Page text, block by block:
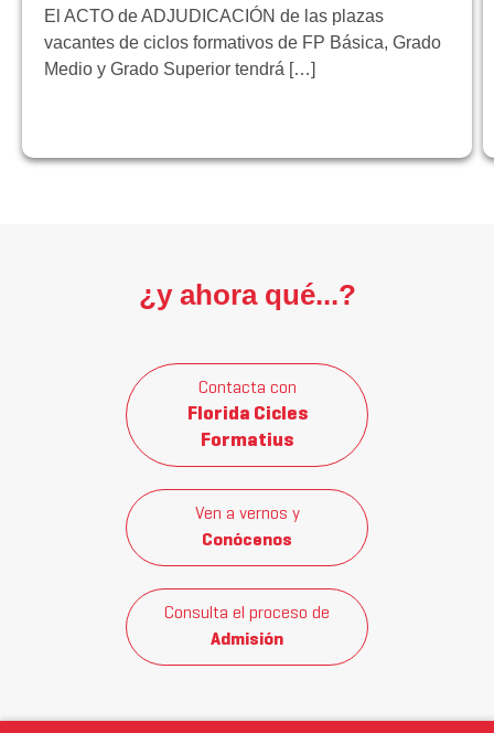
El ACTO de ADJUDICACIÓN de las plazas
vacantes de ciclos formativos de FP Básica, Grado
Medio y Grado Superior tendrá […]
¿y ahora qué...?
Contacta con
Florida Cicles
Formatius
Ven a vernos y
Conócenos
Consulta el proceso de
Admisión